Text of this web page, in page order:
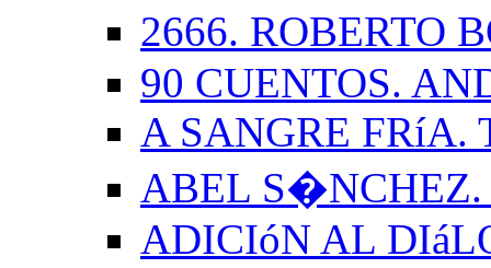
2666. ROBERTO
90 CUENTOS.
A SANGRE FRíA.
ABEL
ADICIóN AL